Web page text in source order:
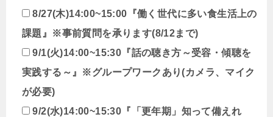
8/27(木)14:00~15:00『働く世代に多い食生活上の
課題』※事前質問を承ります(8/12まで)
9/1(火)14:00~15:30『話の聴き方～受容・傾聴を
実践する～』※グループワークあり(カメラ、マイク
が必要)
9/2(水)14:00~15:30『「更年期」知って備えれ